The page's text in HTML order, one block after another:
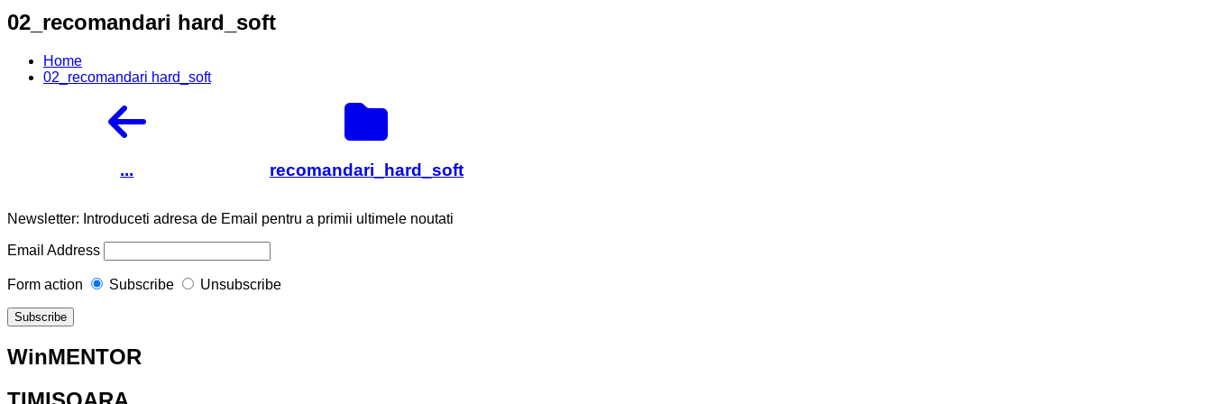
02_recomandari hard_soft
Home
02_recomandari hard_soft
... recomandari_hard_soft
Newsletter: Introduceti adresa de Email pentru a primii ultimele noutati
Email Address
Form action Subscribe Unsubscribe
WinMENTOR